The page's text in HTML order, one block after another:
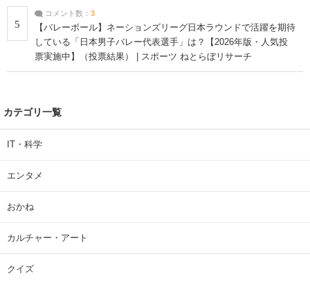
5
コメント数： 3
【バレーボール】ネーションズリーグ日本ラウンドで活躍を期待
している「日本男子バレー代表選手」は？【2026年版・人気投
票実施中】（投票結果） | スポーツ ねとらぼリサーチ
カテゴリ一覧
IT・科学
エンタメ
おかね
カルチャー・アート
クイズ